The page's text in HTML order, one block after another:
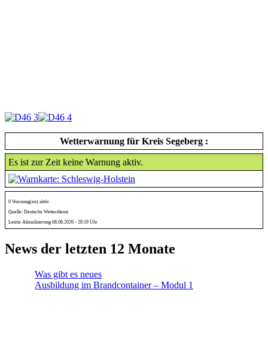
Wetterwarnung für Kreis Segeberg :
Es ist zur Zeit keine Warnung aktiv.
0 Warnung(en) aktiv
Quelle: Deutsche Wetterdienst
Letzte Aktualisierung 08.08.2026 - 20:19 Uhr
News der letzten 12 Monate
Was gibt es neues
Ausbildung im Brandcontainer – Modul 1